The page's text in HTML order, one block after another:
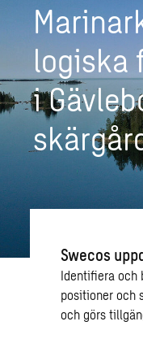
lo­gis­ka
i
Swecos
Identifiera och
positioner och
och görs